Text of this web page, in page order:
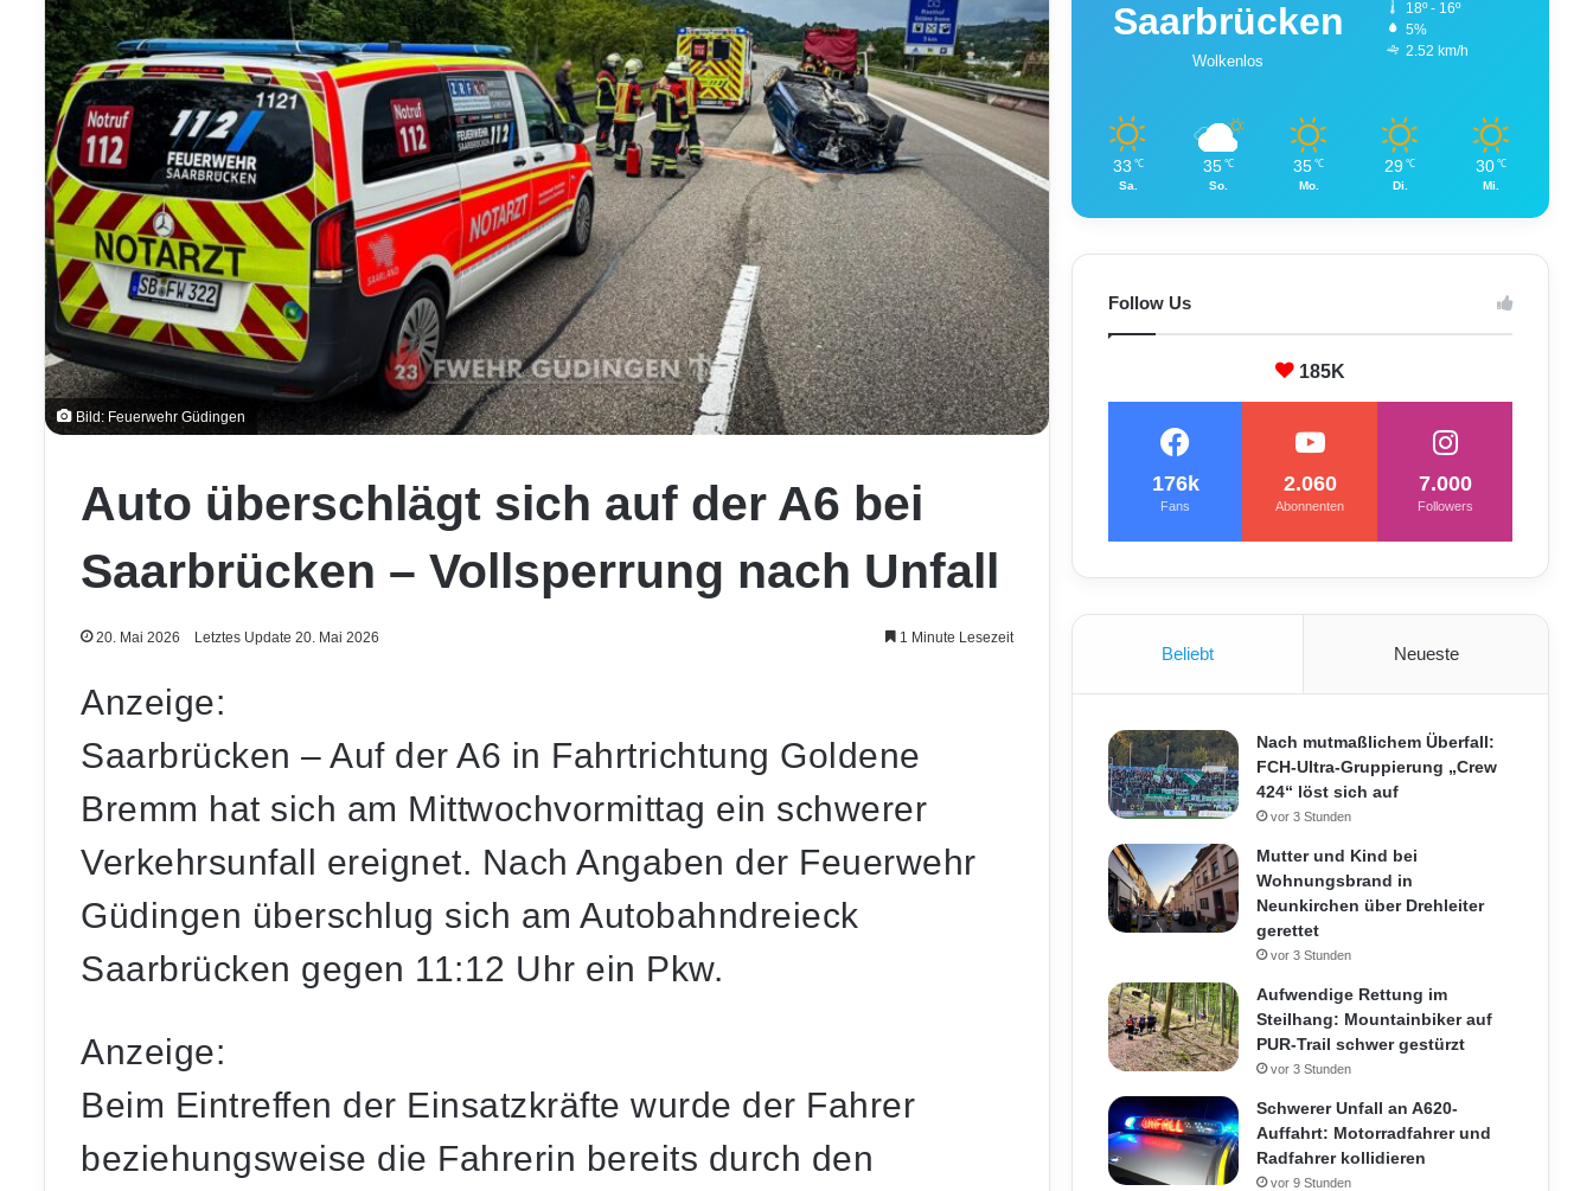
Bild: Feuerwehr Güdingen
Auto überschlägt sich auf der A6 bei
Saarbrücken – Vollsperrung nach Unfall
20. Mai 2026 Letztes Update 20. Mai 2026 1 Minute Lesezeit
Anzeige:
Saarbrücken – Auf der A6 in Fahrtrichtung Goldene
Bremm hat sich am Mittwochvormittag ein schwerer
Verkehrsunfall ereignet. Nach Angaben der Feuerwehr
Güdingen überschlug sich am Autobahndreieck
Saarbrücken gegen 11:12 Uhr ein Pkw.
Anzeige:
Beim Eintreffen der Einsatzkräfte wurde der Fahrer
beziehungsweise die Fahrerin bereits durch den
Saarbrücken
Wolkenlos
18º - 16º
5%
2.52 km/h
33 ℃
Sa.
35 ℃
So.
35 ℃
Mo.
29 ℃
Di.
30 ℃
Mi.
Follow Us
185K
176k
Fans
2.060
Abonnenten
7.000
Followers
Beliebt Neueste
Nach mutmaßlichem Überfall:
FCH-Ultra-Gruppierung „Crew
424“ löst sich auf
vor 3 Stunden
Mutter und Kind bei
Wohnungsbrand in
Neunkirchen über Drehleiter
gerettet
vor 3 Stunden
Aufwendige Rettung im
Steilhang: Mountainbiker auf
PUR-Trail schwer gestürzt
vor 3 Stunden
Schwerer Unfall an A620-
Auffahrt: Motorradfahrer und
Radfahrer kollidieren
vor 9 Stunden